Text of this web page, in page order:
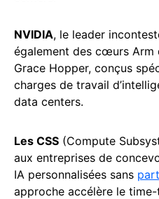
NVIDIA, le leader
également des cœurs Arm
Grace Hopper, conçus
charges de travail
data centers.
Les CSS (Compute
aux entreprises de
IA personnalisées sans
approche accélère le